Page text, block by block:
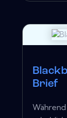
Brief